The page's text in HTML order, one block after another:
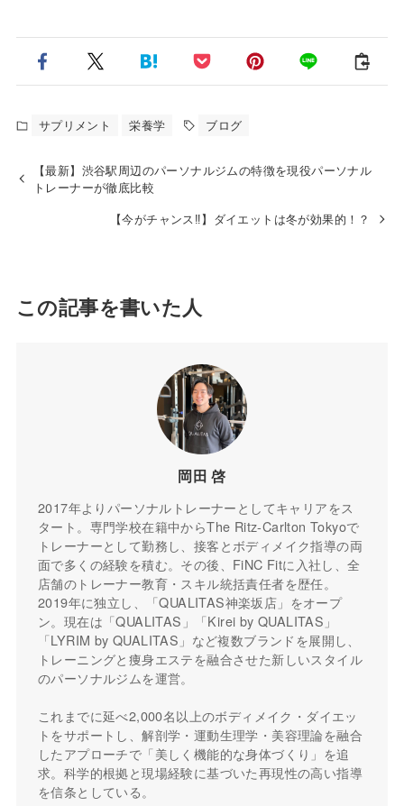
サプリメント 栄養学 ブログ
【最新】渋谷駅周辺のパーソナルジムの特徴を現役パーソナル
トレーナーが徹底比較
【今がチャンス‼︎】ダイエットは冬が効果的！？
この記事を書いた人
岡田 啓
2017年よりパーソナルトレーナーとしてキャリアをス
タート。専門学校在籍中からThe Ritz-Carlton Tokyoで
トレーナーとして勤務し、接客とボディメイク指導の両
面で多くの経験を積む。その後、FiNC Fitに入社し、全
店舗のトレーナー教育・スキル統括責任者を歴任。
2019年に独立し、「QUALITAS神楽坂店」をオープ
ン。現在は「QUALITAS」「Kirei by QUALITAS」
「LYRIM by QUALITAS」など複数ブランドを展開し、
トレーニングと痩身エステを融合させた新しいスタイル
のパーソナルジムを運営。
これまでに延べ2,000名以上のボディメイク・ダイエッ
トをサポートし、解剖学・運動生理学・美容理論を融合
したアプローチで「美しく機能的な身体づくり」を追
求。科学的根拠と現場経験に基づいた再現性の高い指導
を信条としている。